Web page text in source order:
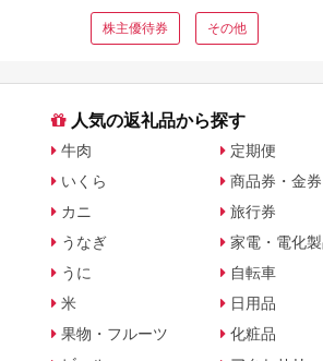
株主優待券 その他
人気の返礼品から探す
牛肉
いくら
カニ
うなぎ
うに
米
果物・フルーツ
定期便
商品券・金券
旅行券
家電・電化
自転車
日用品
化粧品